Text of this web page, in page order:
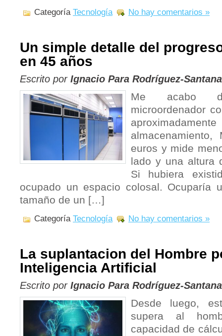
Categoría Tecnología No hay comentarios »
Un simple detalle del
en 45 años
Escrito por Ignacio Para Rodríguez-Santana
Me acabo
microordenador
euros y mide
lado y una altura
Si hubiera
ocupado un espacio colosal. Ocuparía
tamaño de un […]
Categoría Tecnología No hay comentarios »
La suplantacion del Hombre
Inteligencia Artificial
Escrito por Ignacio Para Rodríguez-Santana
Desde luego,
supera al
capacidad de